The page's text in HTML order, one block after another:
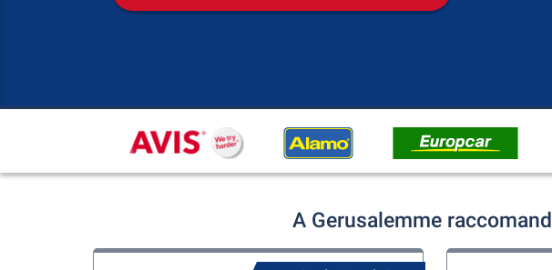
A Gerusalemme